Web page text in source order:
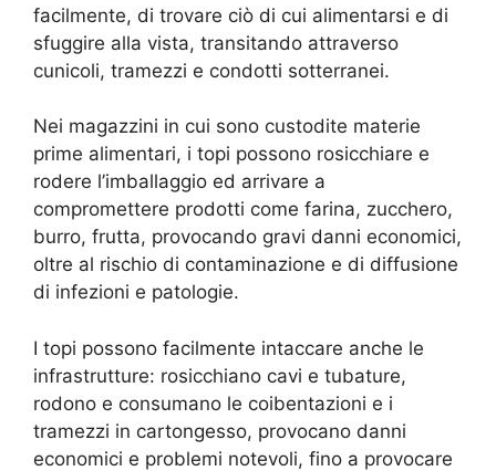
facilmente, di trovare ciò di cui alimentarsi e di
sfuggire alla vista, transitando attraverso
cunicoli, tramezzi e condotti sotterranei.
Nei magazzini in cui sono custodite materie
prime alimentari, i topi possono rosicchiare e
rodere l’imballaggio ed arrivare a
compromettere prodotti come farina, zucchero,
burro, frutta, provocando gravi danni economici,
oltre al rischio di contaminazione e di diffusione
di infezioni e patologie.
I topi possono facilmente intaccare anche le
infrastrutture: rosicchiano cavi e tubature,
rodono e consumano le coibentazioni e i
tramezzi in cartongesso, provocano danni
economici e problemi notevoli, fino a provocare